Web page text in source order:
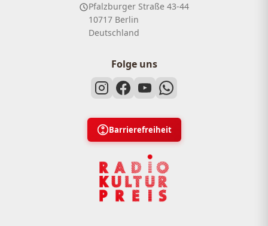
Pfalzburger Straße 43-44
10717 Berlin
Deutschland
Folge uns
Barrierefreiheit